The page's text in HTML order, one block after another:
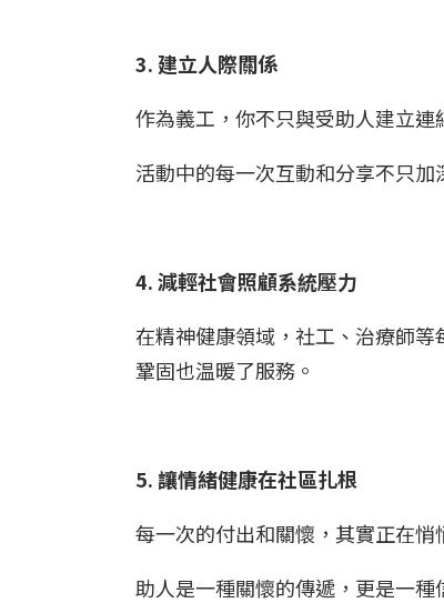
3. 建立人際關係
作為義工，你不只與受助人建立
活動中的每一次互動和分享不只
4. 減輕社會照顧系統壓力
在精神健康領域，社工、治療師
鞏固也温暖了服務。
5. 讓情緒健康在社區扎根
每一次的付出和關懷，其實正在
助人是一種關懷的傳遞，更是一